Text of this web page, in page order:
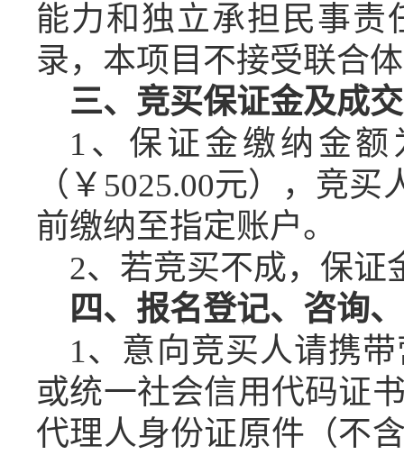
能力和独立承担民事责
录，本项目不接受联合
三、竞买保证金及成
1、 保证金缴纳金
（￥ 5025.00元） ，竞买
前缴纳至指定账户。
2、 若竞买不成， 保证
四、 报名登记、 咨询
1、 意向竞买人请携
或统一社会信用代码证
代理人身份证原件（不